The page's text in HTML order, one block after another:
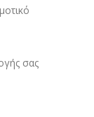
σας